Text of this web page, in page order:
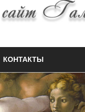
КОНТАКТЫ